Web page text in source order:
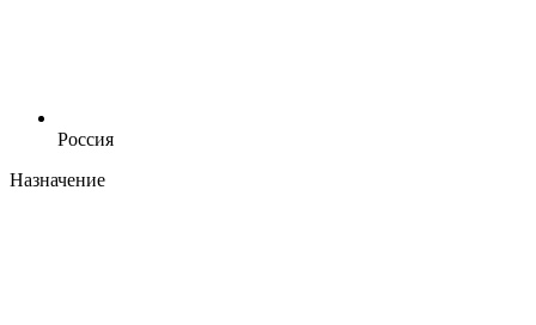
Россия
Назначение